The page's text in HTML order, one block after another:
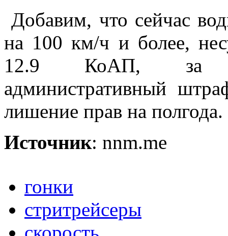
Добавим, что сейчас
на 100 км/ч и более,
12.9 КоАП, за
административный
лишение прав на полгода.
Источник: nnm.me
гонки
стритрейсеры